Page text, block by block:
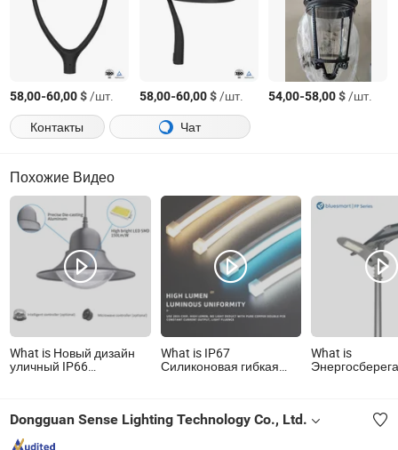
58,00-60,00$/шт. 58,00-60,00$/шт. 54,00-58,00$/шт.
Контакты
Чат
Похожие Видео
What is Новый дизайн
уличный IP66
светодиодная лампа
What is IP67
Силиконовая гибкая
4000k 6500k
What is
одном» для
Dongguan Sense Lighting Technology Co., Ltd.